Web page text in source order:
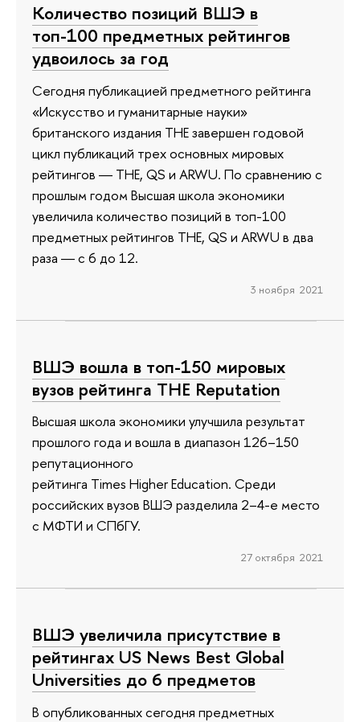
Количество позиций ВШЭ в
топ-100 предметных рейтингов
удвоилось за год
Сегодня публикацией предметного рейтинга
«Искусство и гуманитарные науки»
британского издания THE завершен годовой
цикл публикаций трех основных мировых
рейтингов ― THE, QS и ARWU. По сравнению с
прошлым годом Высшая школа экономики
увеличила количество позиций в топ-100
предметных рейтингов ТНЕ, QS и ARWU в два
раза ― с 6 до 12.
3 ноября 2021
ВШЭ вошла в топ-150 мировых
вузов рейтинга THE Reputation
Высшая школа экономики улучшила результат
прошлого года и вошла в диапазон 126–150
репутационного
рейтинга Times Higher Education. Среди
российских вузов ВШЭ разделила 2–4-е место
с МФТИ и СПбГУ.
27 октября 2021
ВШЭ увеличила присутствие в
рейтингах US News Best Global
Universities до 6 предметов
В опубликованных сегодня предметных